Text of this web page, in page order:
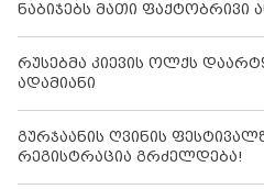
ნაბიჯებს მათი ფაქტობრივი
რუსებმა კიევის ოლქს
ადამიანი
გურჯაანის ღვინის
რეგისტრაცია გრძელდება!